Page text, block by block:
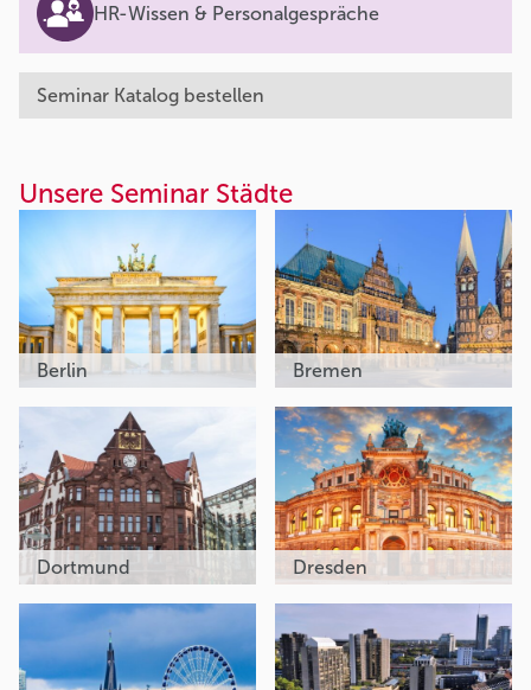
HR-Wissen & Personalgespräche
Seminar Katalog bestellen
Unsere Seminar Städte
Berlin Bremen
Dortmund Dresden